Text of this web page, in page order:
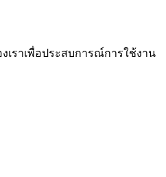
เราเพื่อประสบการณ์การใช้งาน